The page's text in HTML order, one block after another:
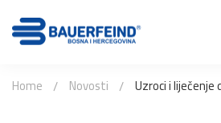
Home Novosti Uzroci i